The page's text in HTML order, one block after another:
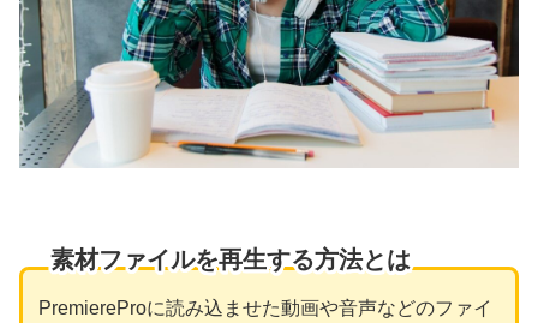
素材ファイルを再生する方法とは
PremiereProに読み込ませた動画や音声などのファイ